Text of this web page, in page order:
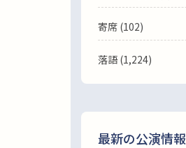
寄席 (102)
落語(1,224)
最新の公演情報